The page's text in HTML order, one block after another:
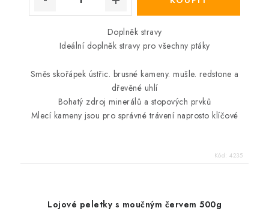
Doplněk stravy
Ideální doplněk stravy pro všechny ptáky
Směs skořápek ústřic. brusné kameny. mušle. redstone a
dřevěné uhlí
Bohatý zdroj minerálů a stopových prvků
Mlecí kameny jsou pro správné trávení naprosto klíčové
Kód: 4235
Lojové peletky s moučným červem 500g